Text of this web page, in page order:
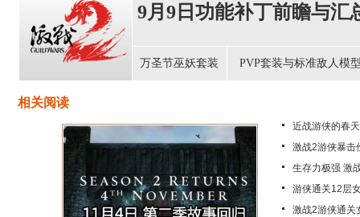
9月9日功能补丁前瞻与汇
万圣节巫妖套装 PVP套装与标准敌人模
相关阅读
近战游侠的春
激战2游侠暴击
生存力极强 激
游侠通关12层
激战2游侠通关